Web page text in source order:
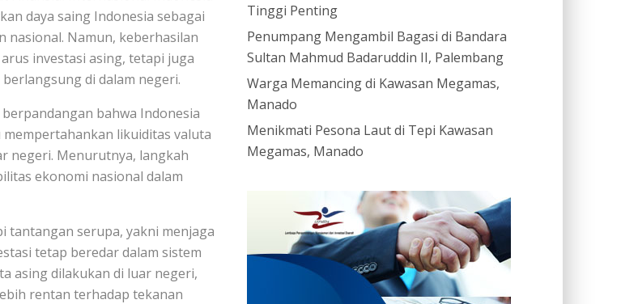
daya saing Indonesia sebagai
Namun, keberhasilan
investasi asing, tetapi juga
di dalam negeri.
bahwa Indonesia
likuiditas valuta
negeri. Menurutnya, langkah
ekonomi nasional dalam
tantangan serupa, yakni menjaga
tetap beredar dalam sistem
asing dilakukan di luar negeri,
rentan terhadap tekanan
Tinggi Penting
Penumpang Mengambil Bagasi di Bandara
Sultan Mahmud Badaruddin II, Palembang
Warga Memancing di Kawasan Megamas,
Manado
Menikmati Pesona Laut di Tepi Kawasan
Megamas, Manado